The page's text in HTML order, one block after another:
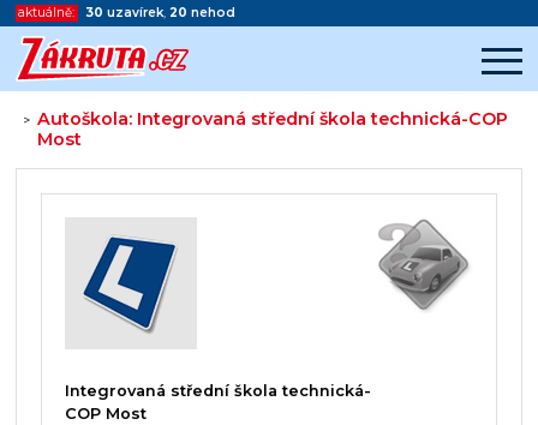
aktuálně: 30 uzavírek, 20 nehod
>Autoškola: Integrovaná střední škola technická-COP
Most
Začátek reklamy
Konec reklamy
Integrovaná střední škola technická-
COP Most